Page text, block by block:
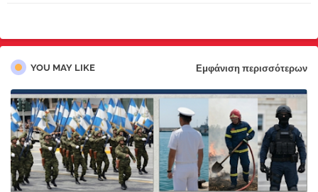
YOU MAY LIKE Εμφάνιση περισσότερων